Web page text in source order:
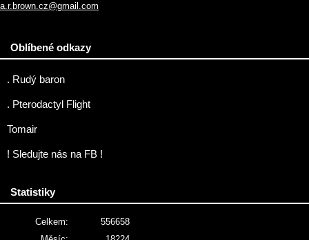
a.r.brown.cz@gmail.com
Oblíbené odkazy
. Rudý baron
. Pterodactyl Flight
Tomair
! Sledujte nás na FB !
Statistiky
Celkem:
556658